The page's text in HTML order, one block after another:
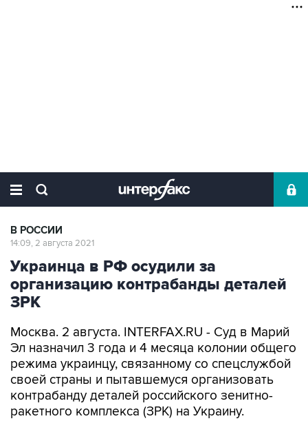
В РОССИИ
14:09, 2 августа 2021
Украинца в РФ осудили за
организацию контрабанды деталей
ЗРК
Москва. 2 августа. INTERFAX.RU - Суд в Марий
Эл назначил 3 года и 4 месяца колонии общего
режима украинцу, связанному со спецслужбой
своей страны и пытавшемуся организовать
контрабанду деталей российского зенитно-
ракетного комплекса (ЗРК) на Украину.